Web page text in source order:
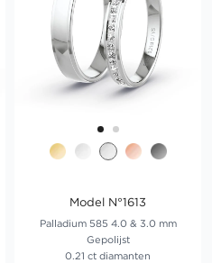
Model N°1613
Palladium 585 4.0 & 3.0 mm
Gepolijst
0.21 ct diamanten